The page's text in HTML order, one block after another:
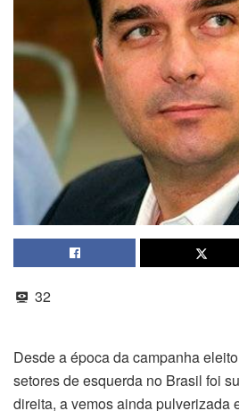
32
Desde a época da campanha
setores de esquerda no Brasil foi
direita, a vemos ainda pulverizada